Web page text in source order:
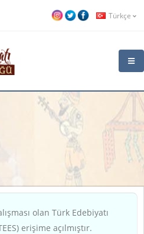
Türkçe
olan Türk Edebiyatı
erişime açılmıştır.